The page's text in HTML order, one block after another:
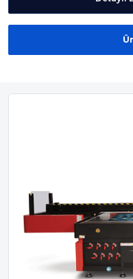
duyduğunuzda 3D